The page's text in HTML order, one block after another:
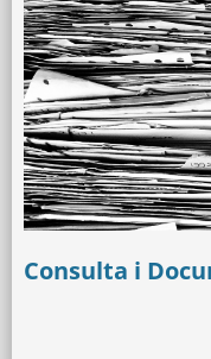
Consulta i